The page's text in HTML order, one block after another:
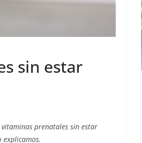
sin estar
prenatales sin estar
explicamos.